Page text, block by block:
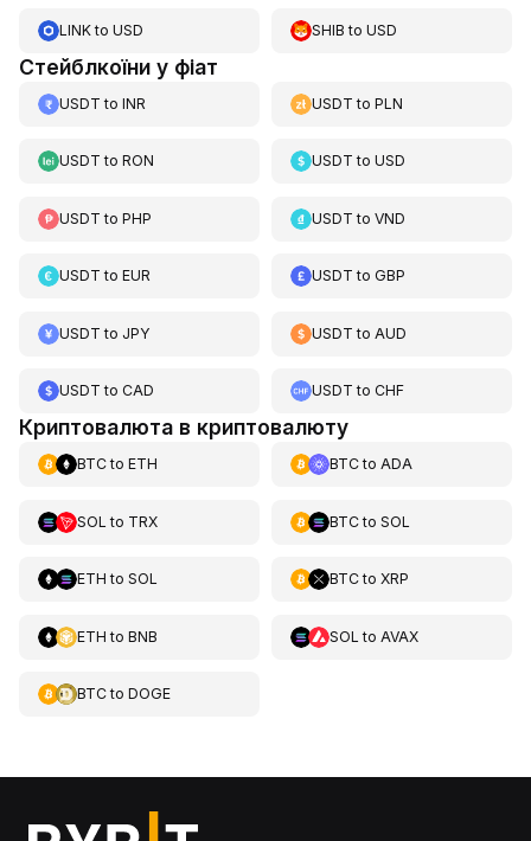
LINKto USD SHIB toUSD
Стейблкоїни у фіат
USDT to INR USDT toPLN
USDT to RON USDT toUSD
USDT to PHP USDT toVND
USDT to EUR USDT toGBP
USDT to JPY USDT to AUD
USDT to CAD USDT toCHF
Криптовалюта в криптовалюту
BTCto ETH BTCto ADA
SOL to TRX BTCto SOL
ETH to SOL BTCto XRP
ETH to BNB SOL to AVAX
BTCto DOGE